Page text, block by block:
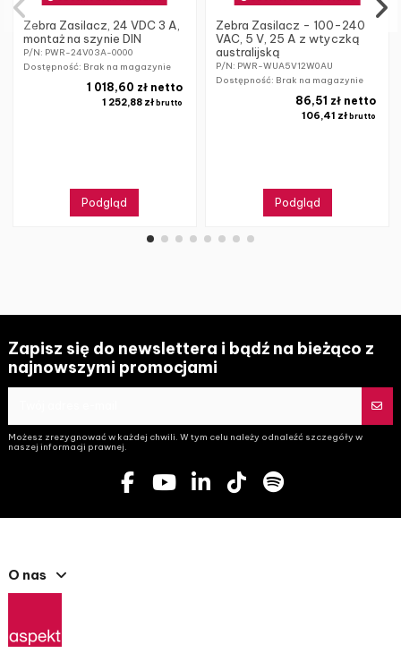
Zebra Zasilacz, 24 VDC 3 A,
montaż na szynie DIN
P/N: PWR-24V03A-0000
Dostępność: Brak na magazynie
1 252,88 złbrutto
1 018,60 zł netto
Podgląd
Zebra Zasilacz - 100-240
VAC, 5 V, 25 A z wtyczką
australijską
P/N: PWR-WUA5V12W0AU
Dostępność: Brak na magazynie
106,41 zł brutto
86,51 zł netto
Podgląd
Zapisz się do newslettera i bądź na bieżąco z
najnowszymi promocjami
Możesz zrezygnować w każdej chwili. W tym celu należy odnaleźć szczegóły w
naszej informacji prawnej.
O nas